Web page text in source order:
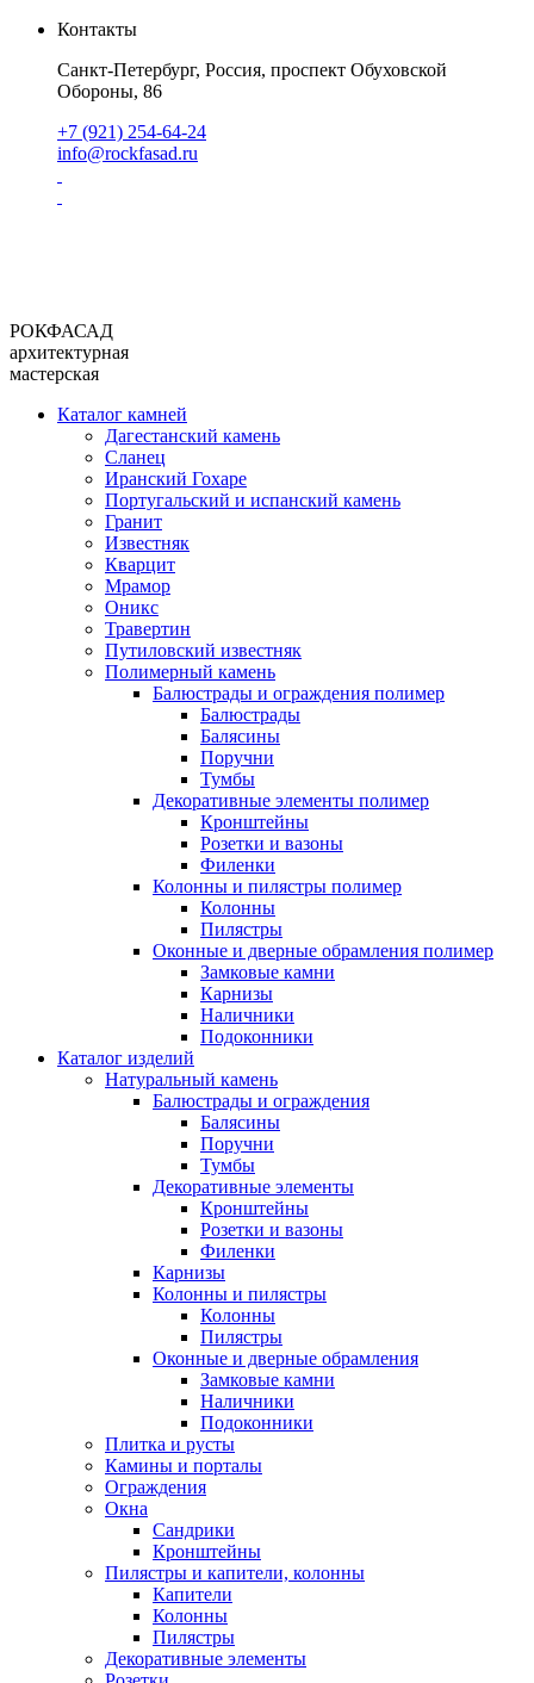
Контакты
Санкт-Петербург, Россия, проспект Обуховской
Обороны, 86
+7 (921) 254-64-24
info@rockfasad.ru
РОКФАСАД
архитектурная
мастерская
Каталог камней
Дагестанский камень
Сланец
Иранский Гохаре
Португальский и испанский камень
Гранит
Известняк
Кварцит
Мрамор
Оникс
Травертин
Путиловский известняк
Полимерный камень
Балюстрады и ограждения полимер
Балюстрады
Балясины
Поручни
Тумбы
Декоративные элементы полимер
Кронштейны
Розетки и вазоны
Филенки
Колонны и пилястры полимер
Колонны
Пилястры
Оконные и дверные обрамления полимер
Замковые камни
Карнизы
Наличники
Подоконники
Каталог изделий
Натуральный камень
Балюстрады и ограждения
Балясины
Поручни
Тумбы
Декоративные элементы
Кронштейны
Розетки и вазоны
Филенки
Карнизы
Колонны и пилястры
Колонны
Пилястры
Оконные и дверные обрамления
Замковые камни
Наличники
Подоконники
Плитка и русты
Камины и порталы
Ограждения
Окна
Сандрики
Кронштейны
Пилястры и капители, колонны
Капители
Колонны
Пилястры
Декоративные элементы